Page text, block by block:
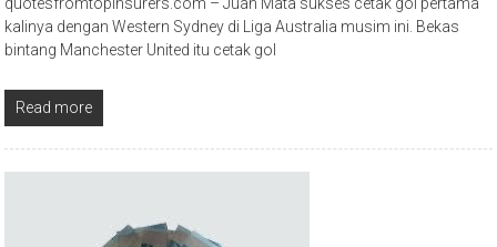
kalinya dengan Western Sydney di Liga Australia musim ini. Bekas
bintang Manchester United itu cetak gol
Read more